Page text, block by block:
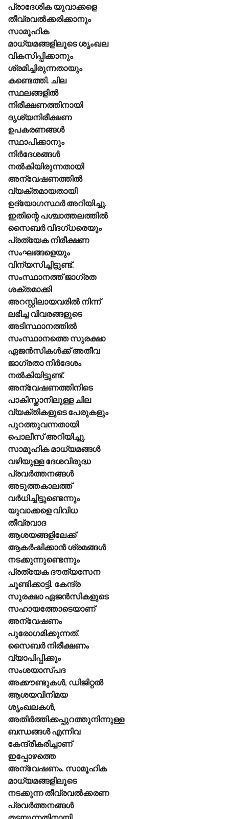
പ്രാദേശിക യുവാക്കളെ
തീവ്രവൽക്കരിക്കാനും
സാമൂഹിക
മാധ്യമങ്ങളിലൂടെ ശൃംഖല
വികസിപ്പിക്കാനും
ശ്രമിച്ചിരുന്നതായും
കണ്ടെത്തി. ചില
സ്ഥലങ്ങളിൽ
നിരീക്ഷണത്തിനായി
ദൃശ്യനിരീക്ഷണ
ഉപകരണങ്ങൾ
സ്ഥാപിക്കാനും
നിർദേശങ്ങൾ
നൽകിയിരുന്നതായി
അന്വേഷണത്തിൽ
വ്യക്തമായതായി
ഉദ്യോഗസ്ഥർ അറിയിച്ചു.
ഇതിന്റെ പശ്ചാത്തലത്തിൽ
സൈബർ വിദഗ്ധരെയും
പ്രത്യേക നിരീക്ഷണ
സംഘങ്ങളെയും
വിന്യസിച്ചിട്ടുണ്ട്.
സംസ്ഥാനത്ത് ജാഗ്രത
ശക്തമാക്കി
അറസ്റ്റിലായവരിൽ നിന്ന്
ലഭിച്ച വിവരങ്ങളുടെ
അടിസ്ഥാനത്തിൽ
സംസ്ഥാനത്തെ സുരക്ഷാ
ഏജൻസികൾക്ക് അതീവ
ജാഗ്രതാ നിർദേശം
നൽകിയിട്ടുണ്ട്.
അന്വേഷണത്തിനിടെ
പാകിസ്താനിലുള്ള ചില
വ്യക്തികളുടെ പേരുകളും
പുറത്തുവന്നതായി
പൊലീസ് അറിയിച്ചു.
സാമൂഹിക മാധ്യമങ്ങൾ
വഴിയുള്ള ദേശവിരുദ്ധ
പ്രവർത്തനങ്ങൾ
അടുത്തകാലത്ത്
വർധിച്ചിട്ടുണ്ടെന്നും
യുവാക്കളെ വിവിധ
തീവ്രവാദ
ആശയങ്ങളിലേക്ക്
ആകർഷിക്കാൻ ശ്രമങ്ങൾ
നടക്കുന്നുണ്ടെന്നും
പ്രത്യേക ദൗത്യസേന
ചൂണ്ടിക്കാട്ടി. കേന്ദ്ര
സുരക്ഷാ ഏജൻസികളുടെ
സഹായത്തോടെയാണ്
അന്വേഷണം
പുരോഗമിക്കുന്നത്.
സൈബർ നിരീക്ഷണം
വ്യാപിപ്പിക്കും
സംശയാസ്പദ
അക്കൗണ്ടുകൾ, ഡിജിറ്റൽ
ആശയവിനിമയ
ശൃംഖലകൾ,
അതിർത്തിക്കപ്പുറത്തുനിന്നുള്ള
ബന്ധങ്ങൾ എന്നിവ
കേന്ദ്രീകരിച്ചാണ്
ഇപ്പോഴത്തെ
അന്വേഷണം. സാമൂഹിക
മാധ്യമങ്ങളിലൂടെ
നടക്കുന്ന തീവ്രവൽക്കരണ
പ്രവർത്തനങ്ങൾ